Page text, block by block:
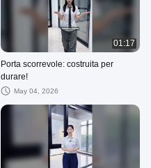
01:17
Porta scorrevole: costruita per
durare!
May 04, 2026